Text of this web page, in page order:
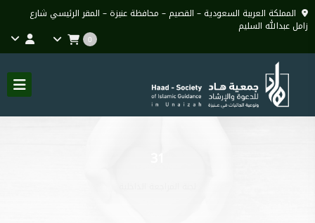
المملكة العربية السعودية – القصيم – محافظة عنيزة – المقر الرئيسي شارع
زامل عبدالله السليم
0